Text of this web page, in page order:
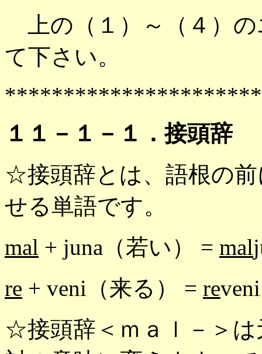
上の（１）～（４）
て下さい。
１１－１－１．接頭辞
☆接頭辞とは、語根の
せる単語です。
mal + juna（若い） = mal
re + veni（来る） = re
☆接頭辞＜ｍａｌ－＞